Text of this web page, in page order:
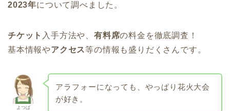
2023年について調べました。
チケット 入手方法や、有料席の料金を徹底調査！
基本情報やアクセス等の情報も盛りだくさんです。
よつば
アラフォーになっても、やっぱり花火大会
が好き。